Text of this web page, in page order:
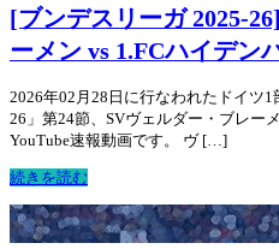
[ブンデスリーガ 2025-
ーメン vs 1.FCハイデン
2026年02月28日に行なわれたドイツ
26」第24節、SVヴェルダー・ブレー
YouTube速報動画です。 ヴ […]
続きを読む